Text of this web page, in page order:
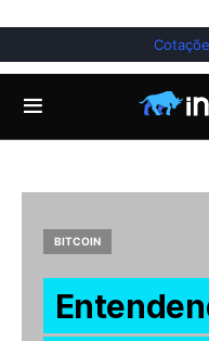
BITCOIN